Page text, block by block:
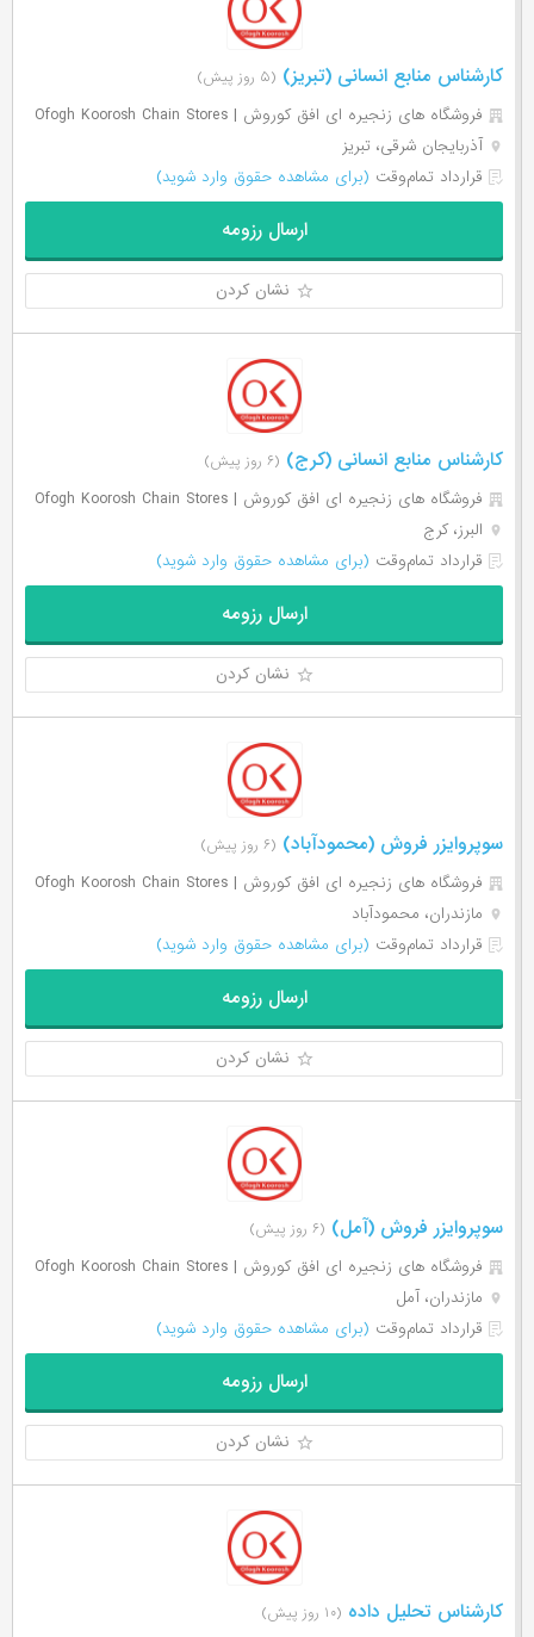
کارشناس منابع انسانی (تبریز) (۵ روز پیش)
فروشگاه های زنجیره ای افق کوروش | Ofogh Koorosh Chain Stores
آذربایجان شرقی، تبریز
قرارداد تمام‌وقت (برای مشاهده حقوق وارد شوید)
ارسال رزومه
نشان کردن
کارشناس منابع انسانی (کرج) (۶ روز پیش)
فروشگاه های زنجیره ای افق کوروش | Ofogh Koorosh Chain Stores
البرز، کرج
قرارداد تمام‌وقت (برای مشاهده حقوق وارد شوید)
ارسال رزومه
نشان کردن
سوپروایزر فروش (محمودآباد) (۶ روز پیش)
فروشگاه های زنجیره ای افق کوروش | Ofogh Koorosh Chain Stores
مازندران، محمودآباد
قرارداد تمام‌وقت (برای مشاهده حقوق وارد شوید)
ارسال رزومه
نشان کردن
سوپروایزر فروش (آمل) (۶ روز پیش)
فروشگاه های زنجیره ای افق کوروش | Ofogh Koorosh Chain Stores
مازندران، آمل
قرارداد تمام‌وقت (برای مشاهده حقوق وارد شوید)
ارسال رزومه
نشان کردن
کارشناس تحلیل داده (۱۰ روز پیش)